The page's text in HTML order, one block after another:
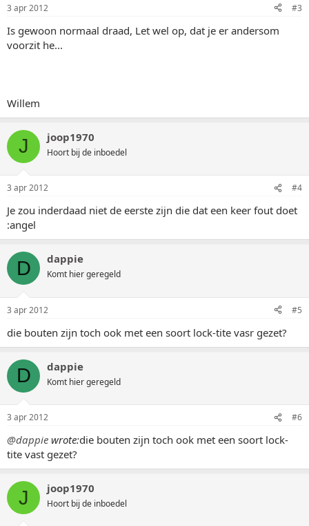
3 apr 2012 #3
Is gewoon normaal draad, Let wel op, dat je er andersom
voorzit he...
Willem
J joop1970
Hoort bij de inboedel
3 apr 2012 #4
Je zou inderdaad niet de eerste zijn die dat een keer fout doet
:angel
D dappie
Komt hier geregeld
3 apr 2012 #5
die bouten zijn toch ook met een soort lock-tite vasr gezet?
D dappie
Komt hier geregeld
3 apr 2012 #6
@dappie wrote:die bouten zijn toch ook met een soort lock-
tite vast gezet?
J joop1970
Hoort bij de inboedel